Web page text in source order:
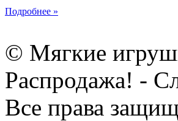
Подробнее »
© Мягкие
Распродажа! -
Все права